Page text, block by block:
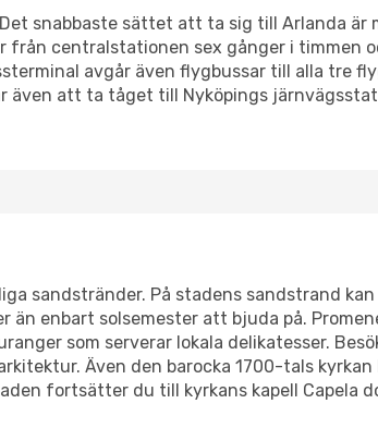
snabbaste sättet att ta sig till Arlanda är
från centralstationen sex gånger i timmen
avgår även flygbussar till alla tre
även att ta tåget till Nyköpings
sandstränder. På stadens sandstrand
enbart solsemester att bjuda på.
som serverar lokala delikatesser.
Även den barocka 1700-tals kyrkan
fortsätter du till kyrkans kapell Capela